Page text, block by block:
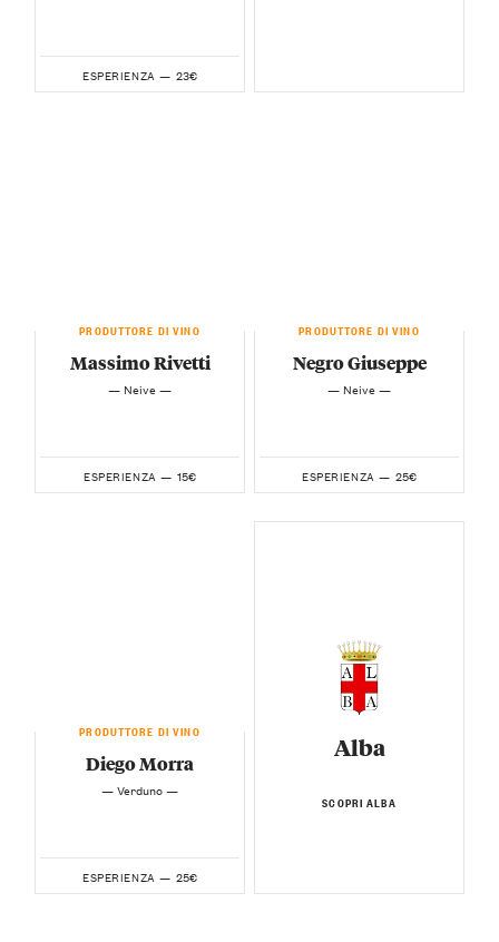
ESPERIENZA — 23€
PRODUTTORE DI VINO
Massimo Rivetti
— Neive —
ESPERIENZA — 15€
PRODUTTORE DI VINO
Negro Giuseppe
— Neive —
ESPERIENZA — 25€
PRODUTTORE DI VINO
Diego Morra
— Verduno —
ESPERIENZA — 25€
Alba
SCOPRI ALBA